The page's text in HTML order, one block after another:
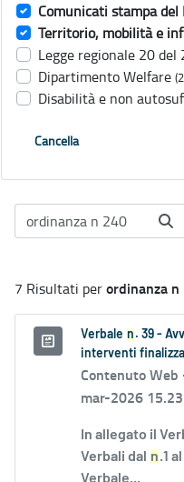
Comunicati stampa del
Territorio, mobilità e
Legge regionale 20 del
Dipartimento Welfare
Disabilità e non
Cancella
7 Risultati perordinanza n
Verbale n . 39 -
interventi
Contenuto Web
mar-2026 15.23
In allegato il
Verbali dal n.1 al
Verbale...